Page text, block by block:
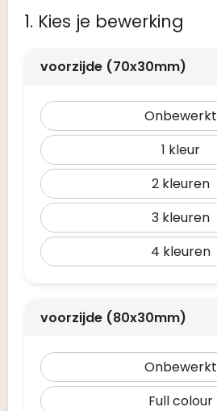
1. Kies je bewerking
voorzijde (70x30mm)
Onbewerkt
1
2
3
4
voorzijde (80x30mm)
Onbewerkt
Full colour